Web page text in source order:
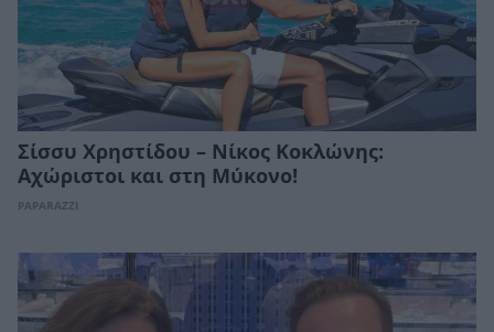
Σίσσυ Χρηστίδου – Νίκος Κοκλώνης:
Αχώριστοι και στη Μύκονο!
PAPARAZZI